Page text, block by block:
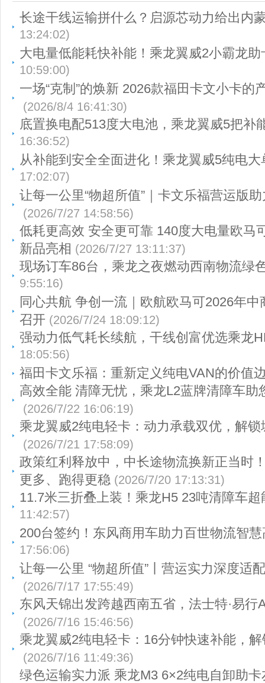
长途干线运输拼什么？启源芯动力给出内
13:24:02)
大电量低能耗快补能！乘龙翼威2小霸龙
10:59:00)
一场“克制”的焕新 2026款福田卡文小卡的
(2026/8/4 16:41:30)
底置换电配513度大电池，乘龙翼威5把补
16:36:52)
从补能到安全全面进化！乘龙翼威5纯电
17:02:07)
让每一公里“物超所值”｜卡文乐福营运版
(2026/7/27 14:58:56)
低耗更高效 安全更可靠 140度大电量欧马
新品亮相 (2026/7/27 13:11:37)
现场订车86台，乘龙之夜燃动西南物流绿
9:55:16)
同心共航 争创一流｜欧航欧马可2026年
召开 (2026/7/24 18:09:12)
强动力低气耗长续航，干线创富优选乘龙
18:05:56)
福田卡文乐福：重新定义纯电VAN的价值
高效全能 清障无忧，乘龙L2蓝牌清障车助
(2026/7/22 16:06:19)
乘龙翼威2纯电轻卡：动力承载双优，解
(2026/7/21 17:58:09)
政策红利释放中，中长途物流换新正当时
更多、跑得更稳 (2026/7/20 17:13:31)
11.7米三折叠上装！乘龙H5 23吨清障车超
11:42:57)
200台签约！东风商用车助力百世物流智
17:56:06)
让每一公里 “物超所值”丨营运实力深度适
(2026/7/17 17:55:49)
东风天锦出发跨越西南五省，法士特·易行
(2026/7/16 15:46:56)
乘龙翼威2纯电轻卡：16分钟快速补能，
(2026/7/16 11:49:36)
绿色运输实力派 乘龙M3 6×2纯电自卸助